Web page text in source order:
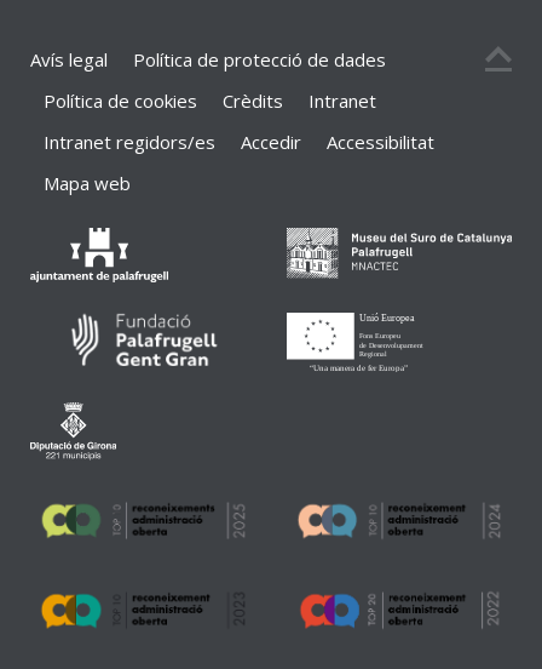
Avís legal
Política de protecció de dades
Política de cookies
Crèdits
Intranet
Intranet regidors/es
Accedir
Accessibilitat
Mapa web